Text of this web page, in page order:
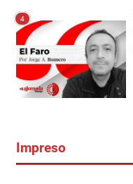
4
Impreso